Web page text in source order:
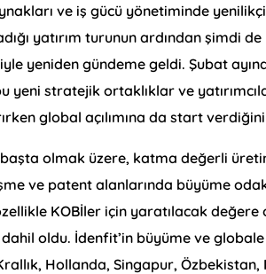
ve iş gücü yönetiminde
yatırım turunun ardından şimdi
yeniden gündeme geldi. Şubat
yeni stratejik ortaklıklar ve
global açılımına da start
başta olmak üzere, katma değerli
ve patent alanlarında büyüme
KOBİler için yaratılacak
oldu. İdenfit’in büyüme ve
Hollanda, Singapur,